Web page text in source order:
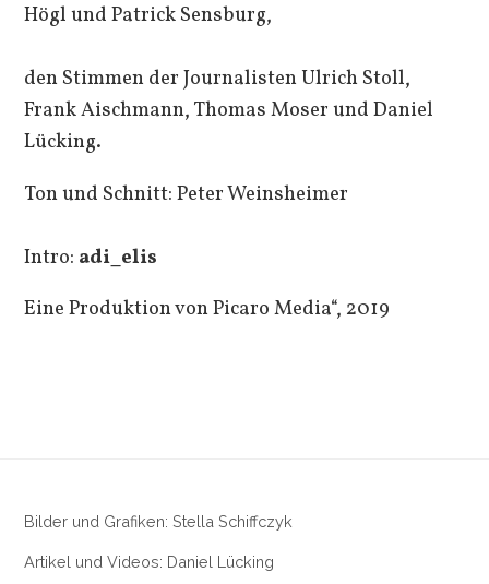
Högl und Patrick Sensburg,
den Stimmen der Journalisten Ulrich Stoll,
Frank Aischmann, Thomas Moser und Daniel
Lücking.
Ton und Schnitt: Peter Weinsheimer
Intro: adi_elis
Eine Produktion von Picaro Media“, 2019
Bilder und Grafiken: Stella Schiffczyk
Artikel und Videos: Daniel Lücking